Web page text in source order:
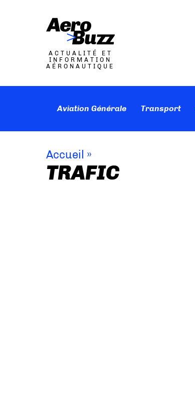
ACTUALITÉ ET
INFORMATION
AÉRONAUTIQUE
Aviation Générale Transport
Accueil »
TRAFIC